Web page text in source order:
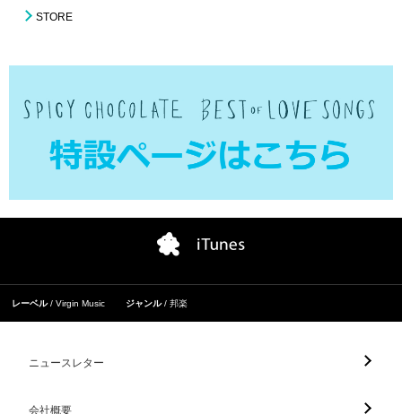
STORE
レーベル Virgin Music ジャンル 邦楽
ニュースレター
会社概要